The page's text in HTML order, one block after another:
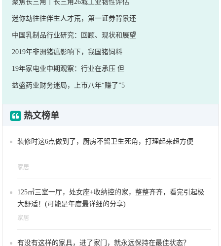
聚焦长三角｜长三角26城工业韧性评估
迷你劫往往伴生人才荒，第一证券背景还
中国乳制品行业研究：回顾、现状和展望
2019年非洲猪瘟影响下，我国猪饲料
19年家电业中期观察：行业在承压 但
益盛药业财务迷局，上市八年“赚了”5
热文榜单
装修时这6点做到了，厨房不留卫生死角，打理起来超方便
家居
125㎡三室一厅，处女座+收纳控的家，整整齐齐，看完引起极
大舒适！(可能是年度最详细的分享)
家居
有没有这样的家具，进了家门，就永远保持在最佳状态？